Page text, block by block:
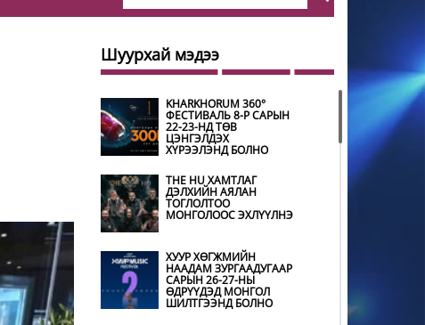
Шуурхай мэдээ
KHARKHORUM 360°
ФЕСТИВАЛЬ 8-Р САРЫН
22-23-НД ТӨВ
ЦЭНГЭЛДЭХ
ХҮРЭЭЛЭНД БОЛНО
THE HU ХАМТЛАГ
ДЭЛХИЙН АЯЛАН
ТОГЛОЛТОО
МОНГОЛООС ЭХЛҮҮЛНЭ
ХУУР ХӨГЖМИЙН
НААДАМ ЗУРГААДУГААР
САРЫН 26-27-НЫ
ӨДРҮҮДЭД МОНГОЛ
ШИЛТГЭЭНД БОЛНО